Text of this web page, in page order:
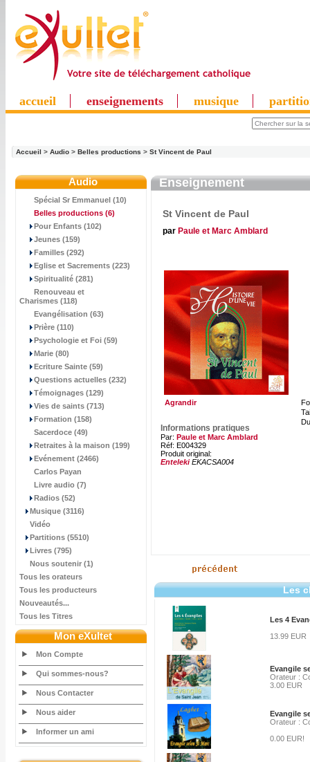
accueil enseignements musique
Accueil > Audio > Belles productions > St Vincent de Paul
Audio
Spécial Sr Emmanuel (10)
Belles productions (6)
Pour Enfants (102)
Jeunes (159)
Familles (292)
Eglise et Sacrements (223)
Spiritualité (281)
Renouveau et
Charismes (118)
Evangélisation (63)
Prière (110)
Psychologie et Foi (59)
Marie (80)
Ecriture Sainte (59)
Questions actuelles (232)
Témoignages (129)
Vies de saints (713)
Formation (158)
Sacerdoce (49)
Retraites à la maison (199)
Evénement (2466)
Carlos Payan
Livre audio (7)
Radios (52)
Musique (3116)
Vidéo
Partitions (5510)
Livres (795)
Nous soutenir (1)
Tous les orateurs
Tous les producteurs
Nouveautés...
Tous les Titres
Mon eXultet
Mon Compte
Qui sommes-nous?
Nous Contacter
Nous aider
Informer un ami
Enseignement
St Vincent de Paul
par Paule et Marc Amblard
Agrandir
Informations pratiques
Par: Paule et Marc Amblard
Réf: E004329
Produit original:
EntelekiEKACSA004
Les
Les 4
13.99 EUR
Evangile
Orateur :
3.00 EUR
Evangile
Orateur :
0.00 EUR!